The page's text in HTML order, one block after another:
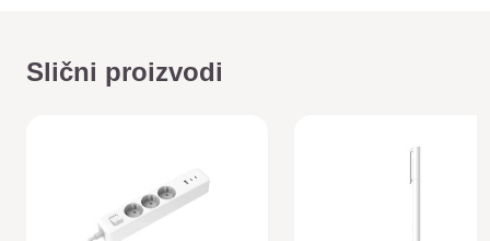
Slični proizvodi